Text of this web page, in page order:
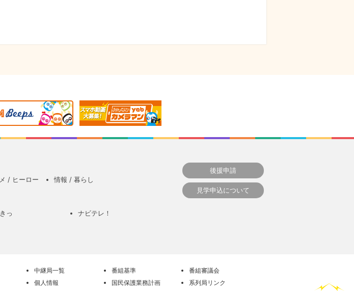
/ ヒーロー 情報 / 暮らし
っ
ナビテレ！
後援申請
見学申込について
中継局一覧 番組基準
番組審議会
個人情報 国民保護業務計画
系列局リンク